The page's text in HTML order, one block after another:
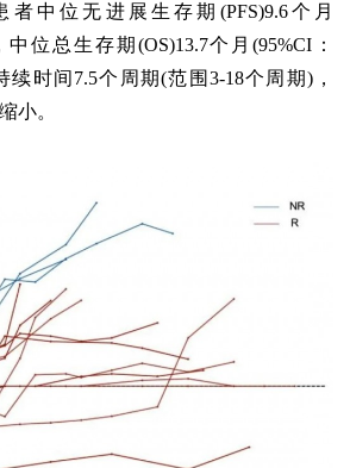
位无进展生存期(PFS)9.6个月
中位总生存期(OS)13.7个月(95%CI：
续时间7.5个周期(范围3-18个周期)，
小。